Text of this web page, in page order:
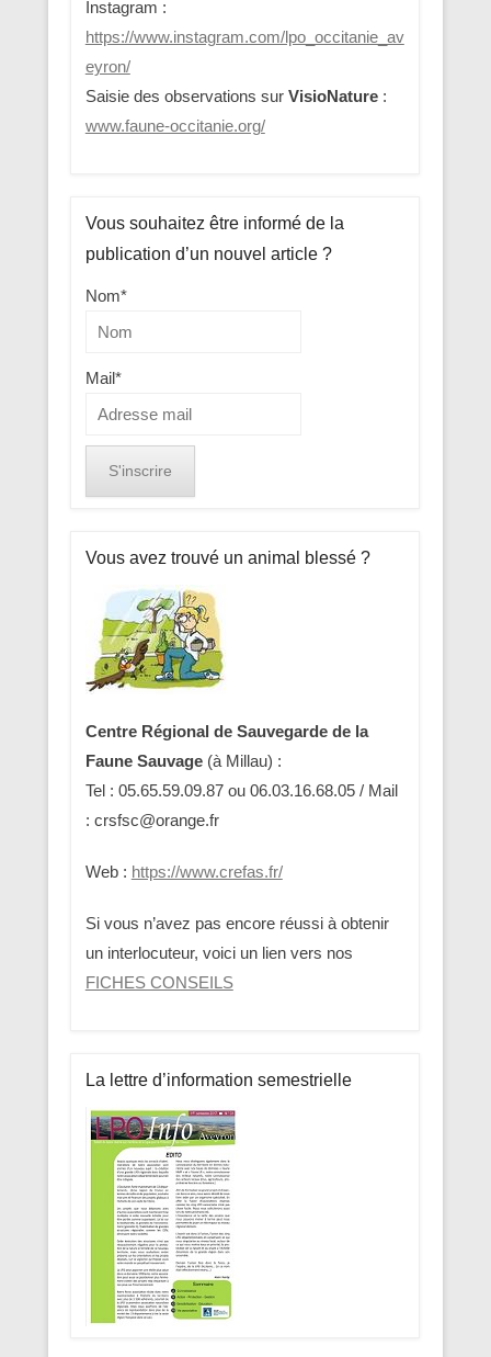
Instagram :
https://www.instagram.com/lpo_occitanie_av
eyron/
Saisie des observations sur VisioNature:
www.faune-occitanie.org/
Vous souhaitez être informé de la
publication d’un nouvel article ?
Nom*
Mail*
Vous avez trouvé un animal blessé ?
Centre Régional de Sauvegarde de la
Faune Sauvage (à Millau) :
Tel : 05.65.59.09.87 ou 06.03.16.68.05 / Mail
: crsfsc@orange.fr
Web : https://www.crefas.fr/
Si vous n’avez pas encore réussi à obtenir
un interlocuteur, voici un lien vers nos
FICHES CONSEILS
La lettre d’information semestrielle